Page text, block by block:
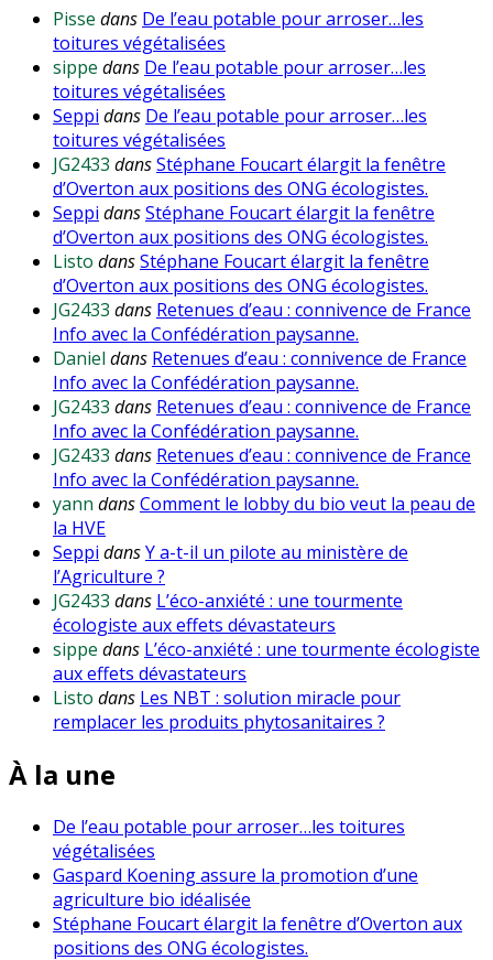
Pisse dans De l’eau potable pour arroser…les
toitures végétalisées
sippe dans De l’eau potable pour arroser…les
toitures végétalisées
Seppi dans De l’eau potable pour arroser…les
toitures végétalisées
JG2433 dansStéphane Foucart élargit la fenêtre
d’Overton aux positions des ONG écologistes.
Seppi dansStéphane Foucart élargit la fenêtre
d’Overton aux positions des ONG écologistes.
Listo dansStéphane Foucart élargit la fenêtre
d’Overton aux positions des ONG écologistes.
JG2433 dans Retenues d’eau : connivence de France
Info avec la Confédération paysanne.
Daniel dans Retenues d’eau : connivence de France
Info avec la Confédération paysanne.
JG2433 dans Retenues d’eau : connivence de France
Info avec la Confédération paysanne.
JG2433 dans Retenues d’eau : connivence de France
Info avec la Confédération paysanne.
yann dansComment le lobby du bio veut la peau de
la HVE
Seppi dansY a-t-il un pilote au ministère de
l’Agriculture ?
JG2433 dans L’éco-anxiété : une tourmente
écologiste aux effets dévastateurs
sippe dans L’éco-anxiété : une tourmente écologiste
aux effets dévastateurs
Listo dans Les NBT : solution miracle pour
remplacer les produits phytosanitaires ?
À la une
De l’eau potable pour arroser…les toitures
végétalisées
Gaspard Koening assure la promotion d’une
agriculture bio idéalisée
Stéphane Foucart élargit la fenêtre d’Overton aux
positions des ONG écologistes.